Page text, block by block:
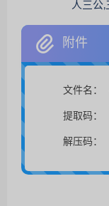
附件
文件名：
提取码：
解压码：